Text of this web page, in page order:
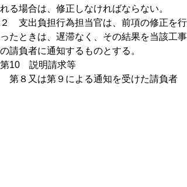
れる場合は、修正しなければならない。
２ 支出負担行為担当官は、前項の修正を行
ったときは、遅滞なく、その結果を当該工事
の請負者に通知するものとする。
第10 説明請求等
第８又は第９による通知を受けた請負者